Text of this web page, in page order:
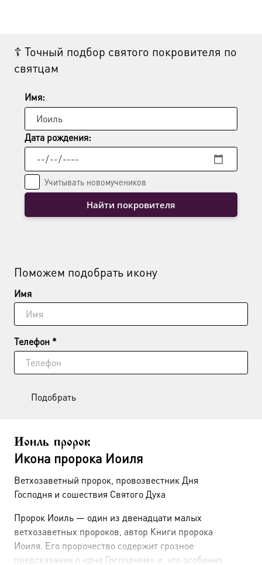
☦ Точный подбор святого покровителя по
святцам
Имя:
Дата рождения:
Учитывать новомучеников
Найти покровителя
Поможем подобрать икону
Имя
Телефон *
Подобрать
Иоиль пророк
Икона пророка Иоиля
Ветхозаветный пророк, провозвестник Дня
Господня и сошествия Святого Духа
Пророк Иоиль — один из двенадцати малых
ветхозаветных пророков, автор Книги пророка
Иоиля. Его пророчество содержит грозное
предсказание о «дне Господнем» и, что особенно